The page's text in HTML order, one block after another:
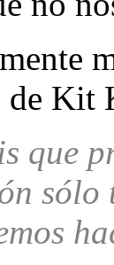
de Kit
que
sólo